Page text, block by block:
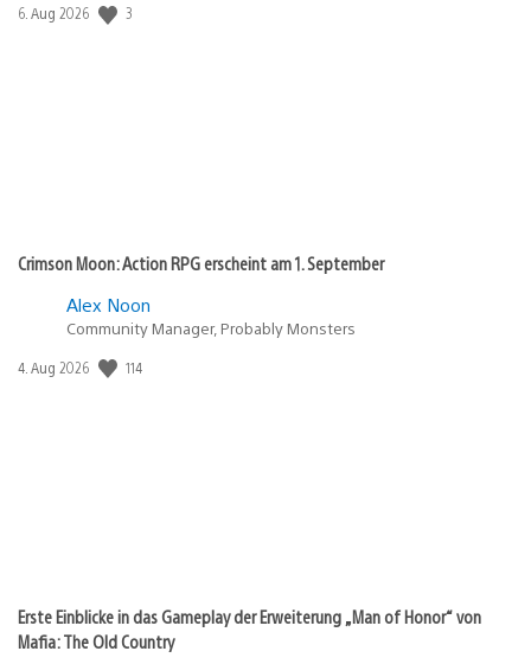
Veröffentlichungsdatum:
6. Aug 2026 3
Crimson Moon: Action RPG erscheint am 1. September
Alex Noon
Community Manager, Probably Monsters
Veröffentlichungsdatum:
4. Aug 2026 114
Erste Einblicke in das Gameplay der Erweiterung „Man of Honor“ von
Mafia: The Old Country